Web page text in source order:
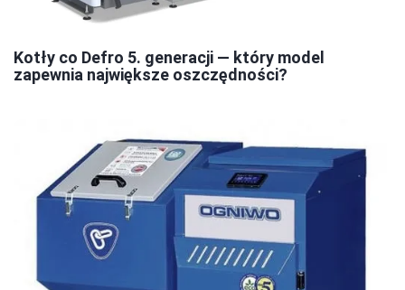
Kotły co Defro 5. generacji — który model
zapewnia największe oszczędności?